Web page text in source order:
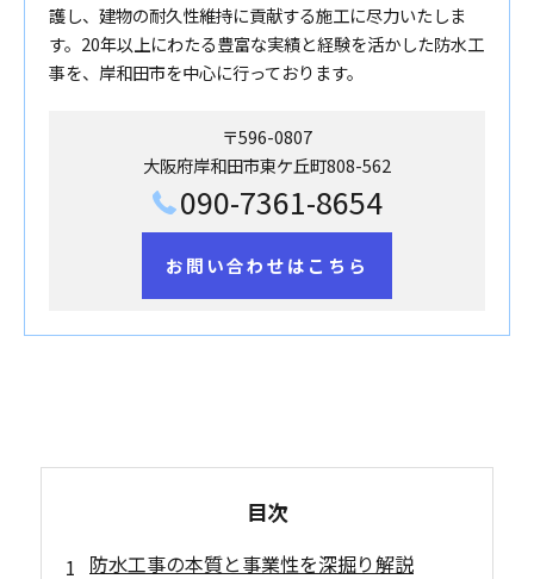
護し、建物の耐久性維持に貢献する施工に尽力いたしま
す。20年以上にわたる豊富な実績と経験を活かした防水工
事を、岸和田市を中心に行っております。
〒596-0807
大阪府岸和田市東ケ丘町808-562
090-7361-8654
お問い合わせはこちら
目次
防水工事の本質と事業性を深掘り解説